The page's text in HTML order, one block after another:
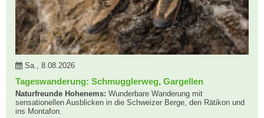
Sa., 8.08.2026
Tageswanderung: Schmugglerweg, Gargellen
Naturfreunde Hohenems: Wunderbare Wanderung mit
sensationellen Ausblicken in die Schweizer Berge, den Rätikon und
ins Montafon.